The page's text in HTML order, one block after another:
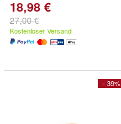
18,98 €
27,00 €
Kostenloser Versand
- 39%